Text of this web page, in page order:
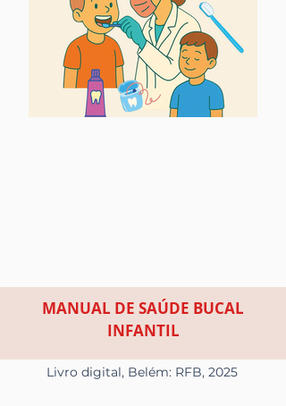
MANUAL DE SAÚDE BUCAL
INFANTIL
Livro digital, Belém: RFB, 2025